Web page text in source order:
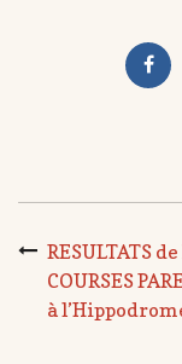
RESULTATS
COURSES
à